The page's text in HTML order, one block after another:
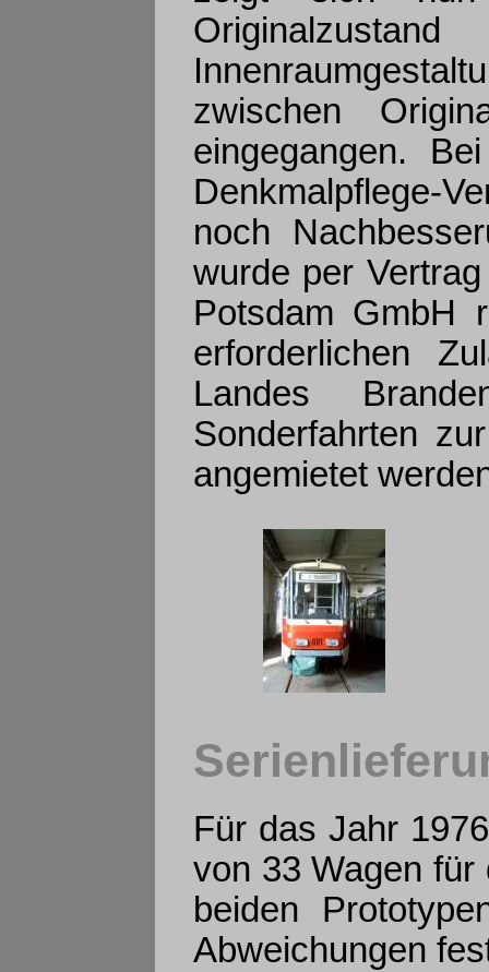
zwischen
eingegangen.
Denkmalpflege-
noch
wurde per
Potsdam GmbH
erforderlichen
Landes
Sonderfahrten
angemietet
Für das Jahr
von 33 Wagen
beiden
Abweichungen